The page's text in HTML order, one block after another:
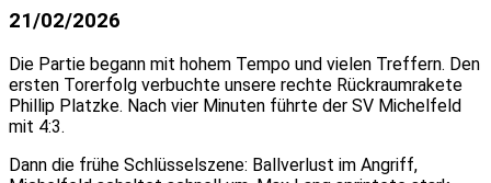
21/02/2026
Die Partie begann mit hohem Tempo und vielen Treffern. Den
ersten Torerfolg verbuchte unsere rechte Rückraumrakete
Phillip Platzke. Nach vier Minuten führte der SV Michelfeld
mit 4:3.
Dann die frühe Schlüsselszene: Ballverlust im Angriff,